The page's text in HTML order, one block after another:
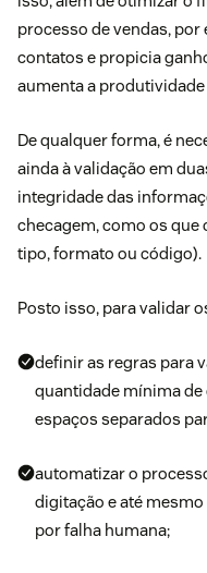
processo de vendas, por
contatos e propicia
aumenta a
De qualquer forma, é
ainda à validação em
integridade das
checagem, como os
tipo, formato ou código).
Posto isso, para validar
definir as regras para
quantidade mínima
espaços separados
automatizar o
digitação e até
por falha humana;